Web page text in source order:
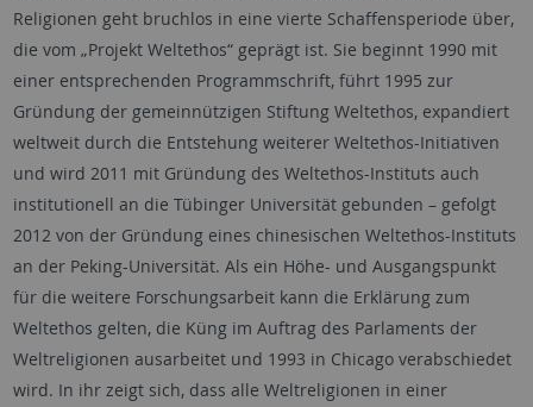
Religionen geht bruchlos in eine vierte Schaffensperiode über,
die vom „Projekt Weltethos“ geprägt ist. Sie beginnt 1990 mit
einer entsprechenden Programmschrift, führt 1995 zur
Gründung der gemeinnützigen Stiftung Weltethos, expandiert
weltweit durch die Entstehung weiterer Weltethos-Initiativen
und wird 2011 mit Gründung des Weltethos-Instituts auch
institutionell an die Tübinger Universität gebunden – gefolgt
2012 von der Gründung eines chinesischen Weltethos-Instituts
an der Peking-Universität. Als ein Höhe- und Ausgangspunkt
für die weitere Forschungsarbeit kann die Erklärung zum
Weltethos gelten, die Küng im Auftrag des Parlaments der
Weltreligionen ausarbeitet und 1993 in Chicago verabschiedet
wird. In ihr zeigt sich, dass alle Weltreligionen in einer